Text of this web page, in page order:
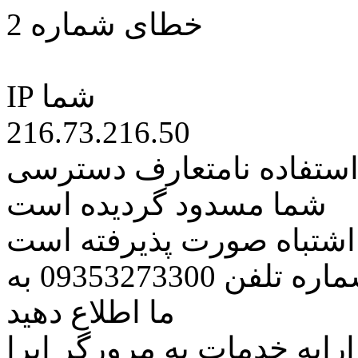
خطای شماره 2
IP شما
216.73.216.50
نامتعارف دسترسی
شما مسدود گردیده است
اشتباه صورت پذیرفته است
مراتب این مسئله را از طریق شماره تلفن 09353273300 به
ما اطلاع دهید
خدمات به مرورگر اپرا